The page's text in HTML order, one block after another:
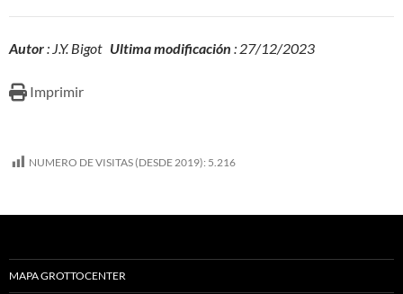
Autor: J.Y. Bigot Ultima modificación : 27/12/2023
Imprimir
NUMERO DE VISITAS (DESDE 2019): 5.216
MAPA GROTTOCENTER